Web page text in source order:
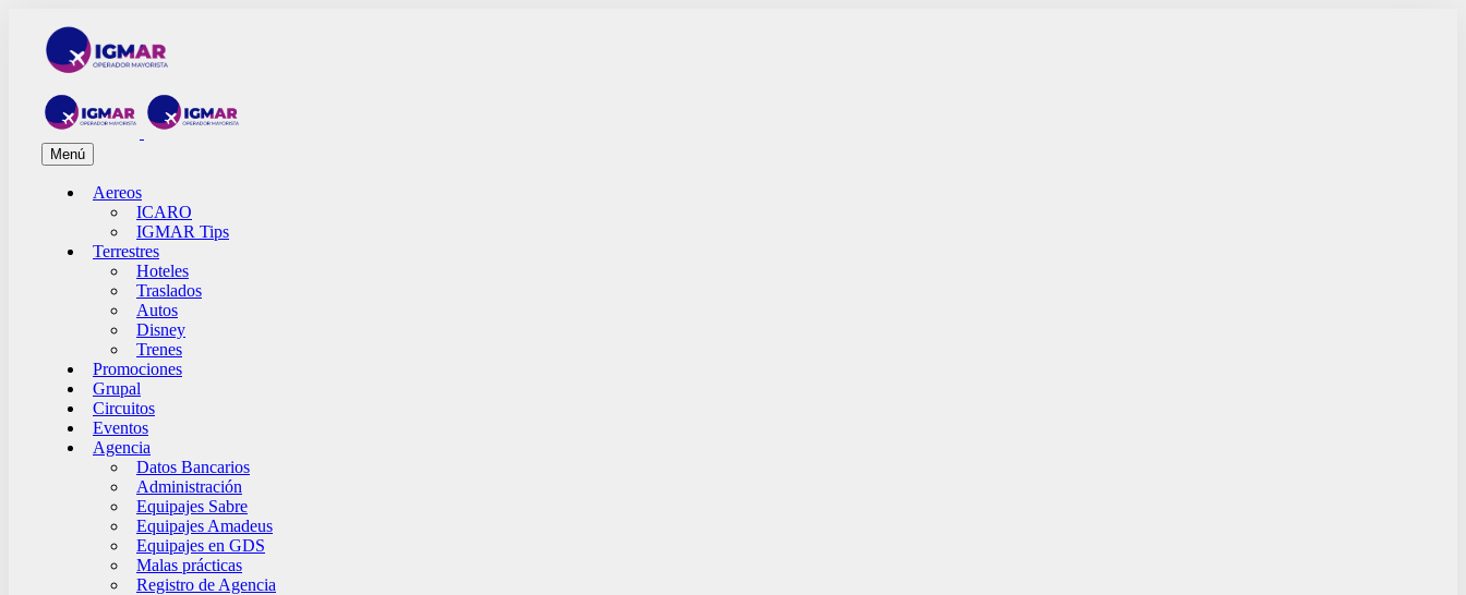
Menú
Aereos
ICARO
IGMAR Tips
Terrestres
Hoteles
Traslados
Autos
Disney
Trenes
Promociones
Grupal
Circuitos
Eventos
Agencia
Datos Bancarios
Administración
Equipajes Sabre
Equipajes Amadeus
Equipajes en GDS
Malas prácticas
Registro de Agencia